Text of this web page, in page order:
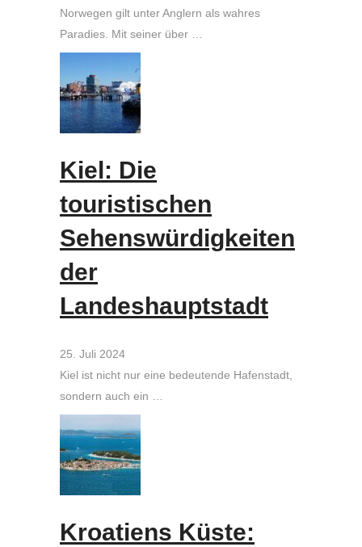
Norwegen gilt unter Anglern als wahres
Paradies. Mit seiner über …
Kiel: Die
touristischen
Sehenswürdigkeiten
der
Landeshauptstadt
25. Juli 2024
Kiel ist nicht nur eine bedeutende Hafenstadt,
sondern auch ein …
Kroatiens Küste: